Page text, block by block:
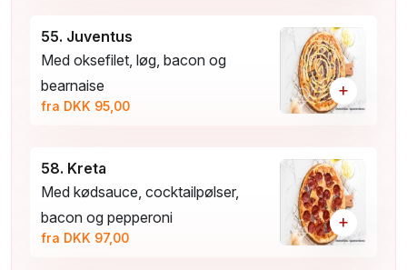
55. Juventus
Med oksefilet, løg, bacon og
bearnaise
fra DKK 95,00
+
58. Kreta
Med kødsauce, cocktailpølser,
bacon og pepperoni
fra DKK 97,00
+